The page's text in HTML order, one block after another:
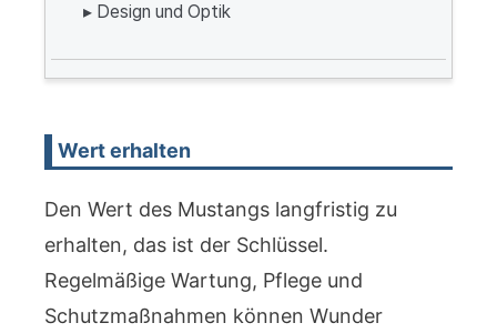
▸ Design und Optik
Wert erhalten
Den Wert des Mustangs langfristig zu
erhalten, das ist der Schlüssel.
Regelmäßige Wartung, Pflege und
Schutzmaßnahmen können Wunder